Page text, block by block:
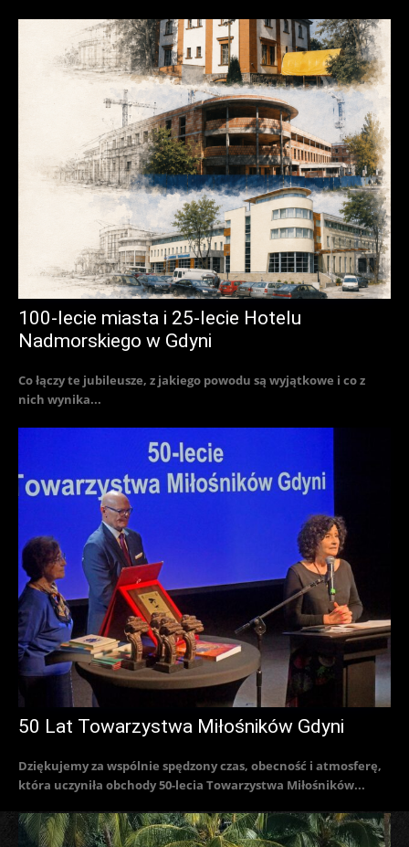
100-lecie miasta i 25-lecie Hotelu
Nadmorskiego w Gdyni
Co łączy te jubileusze, z jakiego powodu są wyjątkowe i co z
nich wynika...
50 Lat Towarzystwa Miłośników Gdyni
Dziękujemy za wspólnie spędzony czas, obecność i atmosferę,
która uczyniła obchody 50-lecia Towarzystwa Miłośników...